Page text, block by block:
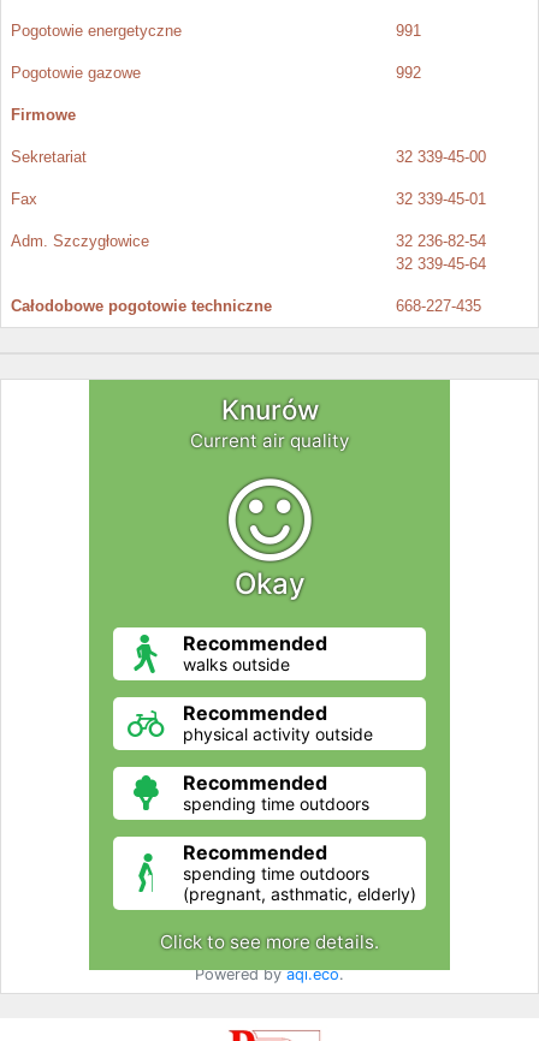
Pogotowie energetyczne 991
Pogotowie gazowe 992
Firmowe
Sekretariat 32 339-45-00
Fax 32 339-45-01
Adm. Szczygłowice
32 236-82-54
32 339-45-64
Całodobowe pogotowie techniczne 668-227-435